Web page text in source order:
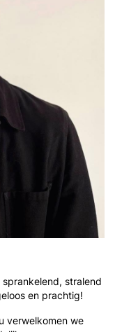
sprankelend, stralend
en prachtig!
verwelkomen we